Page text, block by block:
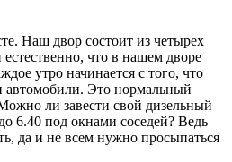
Наш двор состоит из четырех
что в нашем дворе
утро начинается с того, что
автомобили. Это нормальный
ли завести свой дизельный
6.40 под окнами соседей? Ведь
да и не всем нужно просыпаться